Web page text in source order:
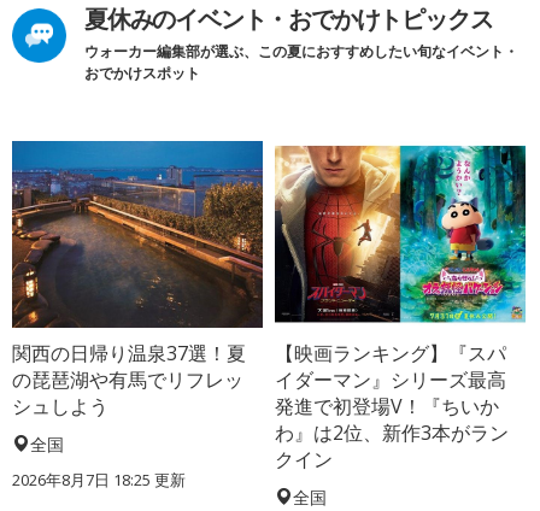
夏休みのイベント・おでかけトピックス
ウォーカー編集部が選ぶ、この夏におすすめしたい旬なイベント・
おでかけスポット
関西の日帰り温泉37選！夏
の琵琶湖や有馬でリフレッ
シュしよう
全国
2026年8月7日 18:25 更新
【映画ランキング】『スパ
イダーマン』シリーズ最高
発進で初登場V！『ちいか
わ』は2位、新作3本がラン
クイン
全国